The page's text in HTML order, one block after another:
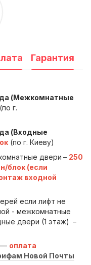
Гарантия
(Межкомнатные
(по г.
(Входные
(по г. Киеву)
двери – 250
блок (если
входной
если лифт не
- межкомнатные
двери (1 этаж) –
— оплата
Новой Почты